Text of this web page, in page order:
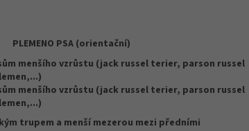
PLEMENO PSA (orientační)
menšího vzrůstu (jack russel terier, parson russel
menšího vzrůstu (jack russel terier, parson russel
trupem a menší mezerou mezi předními